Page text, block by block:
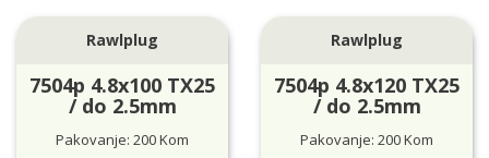
Rawlplug
7504p 4.8x100 TX25
/ do 2.5mm
Pakovanje: 200 Kom
Rawlplug
7504p 4.8x120 TX25
/ do 2.5mm
Pakovanje: 200 Kom